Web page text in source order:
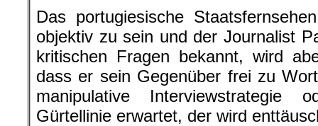
Das portugiesische
objektiv zu sein und der Journalist
kritischen Fragen bekannt, wird
dass er sein Gegenüber frei zu
manipulative
Gürtellinie erwartet, der wird